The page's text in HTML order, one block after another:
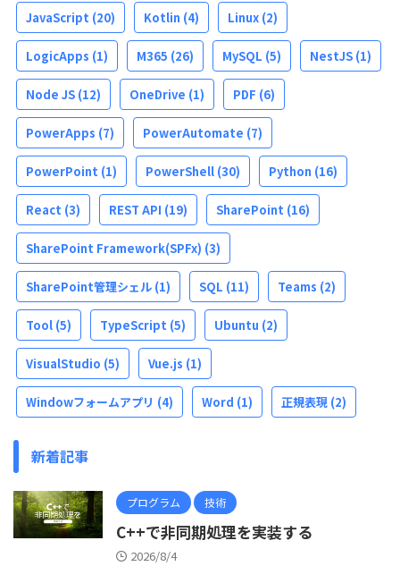
JavaScript (20) Kotlin (4) Linux (2)
LogicApps (1) M365 (26) MySQL (5) NestJS (1)
Node JS (12) OneDrive (1) PDF (6)
PowerApps (7) PowerAutomate (7)
PowerPoint (1) PowerShell (30) Python (16)
React (3) REST API (19) SharePoint (16)
SharePoint Framework(SPFx) (3)
SharePoint管理シェル (1) SQL (11) Teams (2)
Tool (5) TypeScript (5) Ubuntu (2)
VisualStudio (5) Vue.js (1)
Windowフォームアプリ (4) Word (1) 正規表現 (2)
新着記事
プログラム 技術
C++で非同期処理を実装する
2026/8/4